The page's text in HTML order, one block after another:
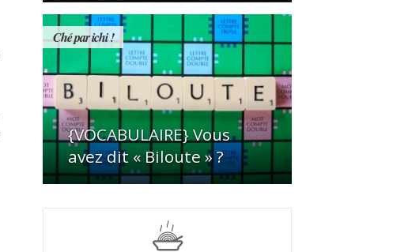
Ché par ichi !
{VOCABULAIRE} Vous
avez dit « Biloute » ?